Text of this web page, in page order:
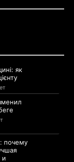
як
почему
и